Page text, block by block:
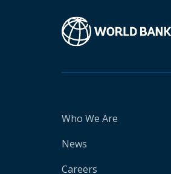
Who We Are
News
Careers